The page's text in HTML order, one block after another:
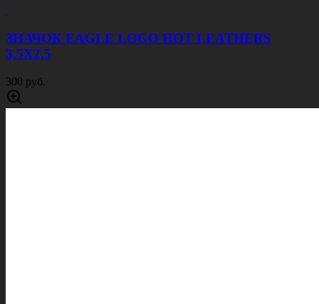
ЗНАЧОК EAGLE LOGO HOT LEATHERS
3,5Х2,5
300 руб.